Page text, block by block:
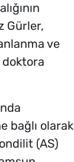
Gürler,
ve
doktora
bağlı olarak
(AS)